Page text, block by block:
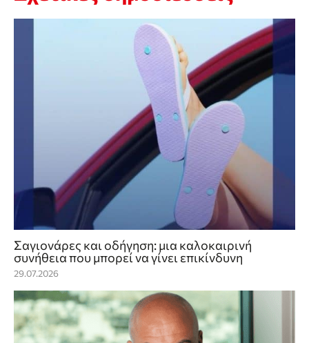
Σαγιονάρες και οδήγηση: μια καλοκαιρινή
συνήθεια που μπορεί να γίνει επικίνδυνη
29.07.2026